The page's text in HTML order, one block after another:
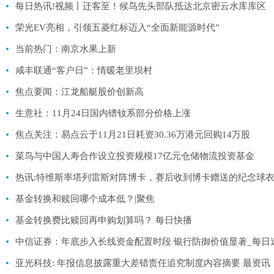
每日热讯!视频丨迁客至！候鸟先头部队抵达北京密云水库库区
荣光EV亮相，引领五菱红标迈入“全面新能源时代”
当前热门：南京水果上新
咸丰联通“客户日”：情暖老里坝村
焦点要闻：江龙船艇股价创新高
生意社：11月24日国内镨钕系部分价格上涨
焦点关注：易点云于11月21日耗资30.36万港元回购14万股
菜鸟与中国人寿合作设立投资规模17亿元仓储物流投资基金
热讯:特维斯率塔列雷斯对阵博卡，赛后收到博卡赠送的纪念球衣
基金转换和赎回哪个成本低？|聚焦
基金转换费比赎回再申购划算吗？ 每日快播
中信证券：年底步入长线资金配置时段 银行防御价值显著_每日
亚光科技: 年报信息披露重大差错责任追究制度内容摘要 最资讯